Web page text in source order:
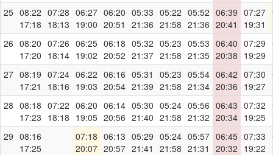
25 08:22
17:18
07:28
18:13
06:27
19:00
06:20
20:51
05:33
21:36
05:22
21:58
05:52
21:36
06:39
20:41
07:27
19:31
26 08:20
17:20
07:26
18:14
06:25
19:02
06:18
20:52
05:32
21:37
05:23
21:58
05:53
21:35
06:40
20:38
07:29
19:29
27 08:19
17:21
07:24
18:16
06:22
19:03
06:16
20:54
05:31
21:39
05:23
21:58
05:54
21:34
06:42
20:36
07:30
19:27
28 08:18
17:23
07:22
18:18
06:20
19:05
06:14
20:56
05:30
21:40
05:24
21:58
05:56
21:32
06:43
20:34
07:32
19:25
29 08:16
17:25
07:18
20:07
06:13
20:57
05:29
21:41
05:24
21:58
05:57
21:31
06:45
20:32
07:33
19:22